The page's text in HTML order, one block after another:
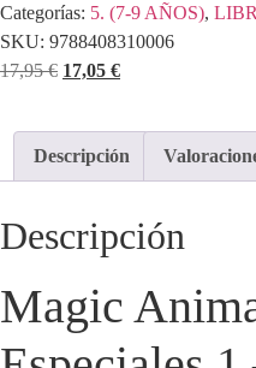
Categorías: 5. (7-9 AÑOS),
SKU: 9788408310006
17,95€ 17,05 €
Descripción
Descripción
Magic